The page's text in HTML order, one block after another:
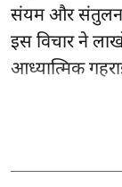
संयम और संतुलन
इस विचार ने
आध्यात्मिक